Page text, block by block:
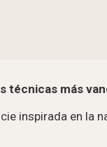
técnicas más
inspirada en la